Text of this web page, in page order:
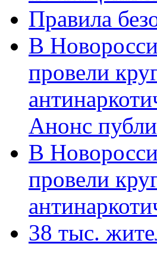
Правила
В
провели
Анонс
В
провели
38 тыс.